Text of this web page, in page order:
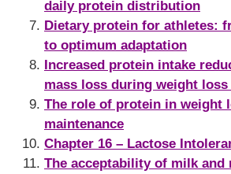
daily protein distribution
Dietary protein for athletes:
to optimum adaptation
Increased protein intake
mass loss during weight
The role of protein in weight
maintenance
Chapter 16 – Lactose
The acceptability of milk